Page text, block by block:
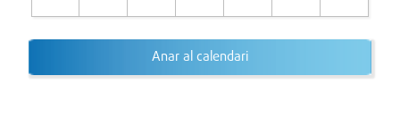
Anar al calendari